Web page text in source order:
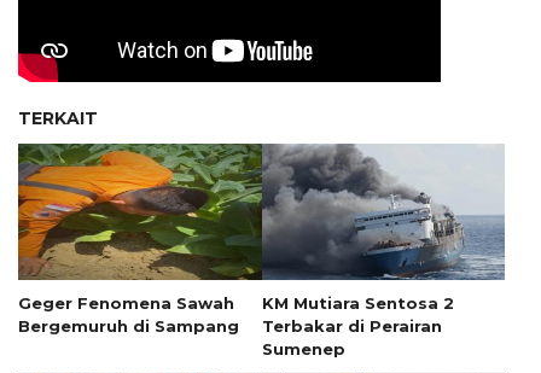
TERKAIT
Geger Fenomena Sawah
Bergemuruh di Sampang
KM Mutiara Sentosa 2
Terbakar di Perairan
Sumenep